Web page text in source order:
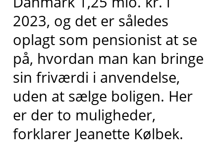
2023, og det er således
oplagt som pensionist at se
på, hvordan man kan bringe
sin friværdi i anvendelse,
uden at sælge boligen. Her
er der to muligheder,
forklarer Jeanette Kølbek.